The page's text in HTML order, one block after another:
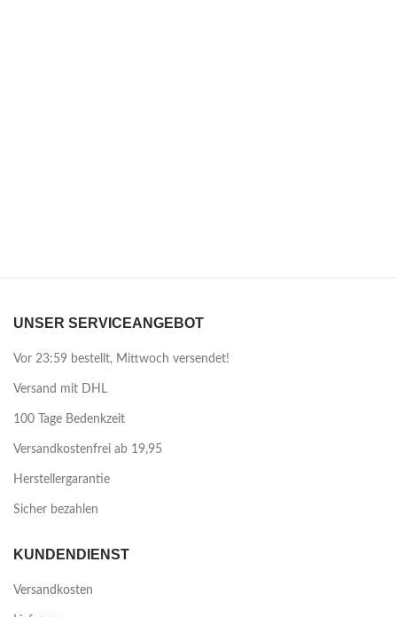
UNSER SERVICEANGEBOT
Vor 23:59 bestellt, Mittwoch versendet!
Versand mit DHL
100 Tage Bedenkzeit
Versandkostenfrei ab 19,95
Herstellergarantie
Sicher bezahlen
KUNDENDIENST
Versandkosten